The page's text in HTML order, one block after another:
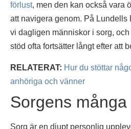
förlust, men den kan också vara
att navigera genom. På Lundells
vi dagligen människor i sorg,
stöd ofta fortsätter långt efter att
RELATERAT: Hur du stöttar
anhöriga och vänner
Sorgens
Sorg är en djupt personlig